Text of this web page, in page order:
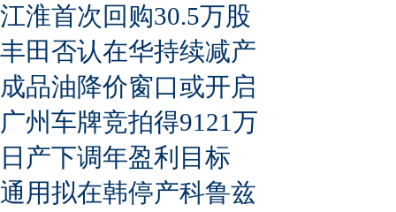
江淮首次回购30.5万股
丰田否认在华持续减产
成品油降价窗口或开启
广州车牌竞拍得9121万
日产下调年盈利目标
通用拟在韩停产科鲁兹